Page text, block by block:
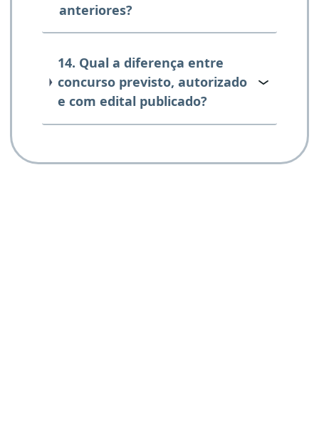
anteriores?
14. Qual a diferença entre
concurso previsto, autorizado
e com edital publicado?